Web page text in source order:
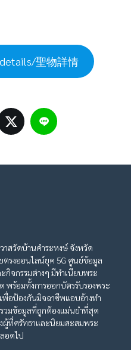
聖物詳情
าสวัดบ้านคำระหงษ์ จังหวัด
รงออนไลน์ยุค 5G ศูนย์ข้อมูล
กิจกรรมต่างๆ มีทำเนียบพระ
พร้อมทั้งการออกบัตรรับรองพระ
พื่อป้องกันมิจฉาชีพแอบอ้างทำ
วมข้อมูลที่ถูกต้องแม่นยำที่สุด
ผู้ที่ศรัทธาและนิยมสะสมพระ
อดไป